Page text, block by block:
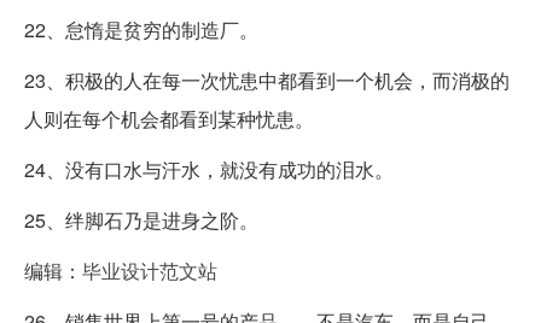
22、怠惰是贫穷的制造厂。
23、积极的人在每一次忧患中都看到一个机会，而消极的
人则在每个机会都看到某种忧患。
24、没有口水与汗水，就没有成功的泪水。
25、绊脚石乃是进身之阶。
编辑： 毕业设计范文站